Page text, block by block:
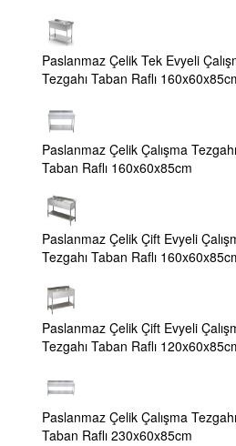
Paslanmaz Çelik Tek Evyeli
Tezgahı Taban Raflı
Paslanmaz Çelik Çalışma Tezgahı
Taban Raflı 160x60x85cm
Paslanmaz Çelik Çift Evyeli
Tezgahı Taban Raflı
Paslanmaz Çelik Çift Evyeli
Tezgahı Taban Raflı
Paslanmaz Çelik Çalışma Tezgahı
Taban Raflı 230x60x85cm